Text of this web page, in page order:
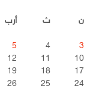
ن
ث أرب
3
4
5
10
11
12
17
18
19
24
25
26